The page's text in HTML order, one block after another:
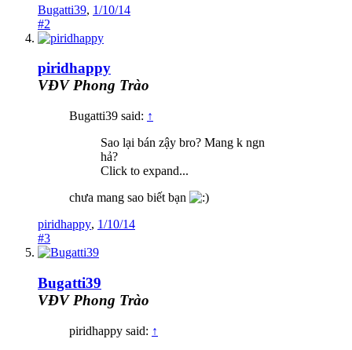
Bugatti39, 1/10/14
#2
piridhappy
VĐV Phong Trào
Bugatti39 said: ↑
Sao lại bán zậy bro? Mang k ngn
hả?
Click to expand...
chưa mang sao biết bạn
piridhappy, 1/10/14
#3
Bugatti39
VĐV Phong Trào
piridhappy said: ↑